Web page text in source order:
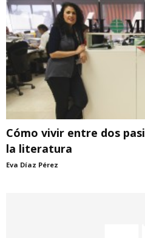
Cómo vivir entre dos
la literatura
Eva Díaz Pérez